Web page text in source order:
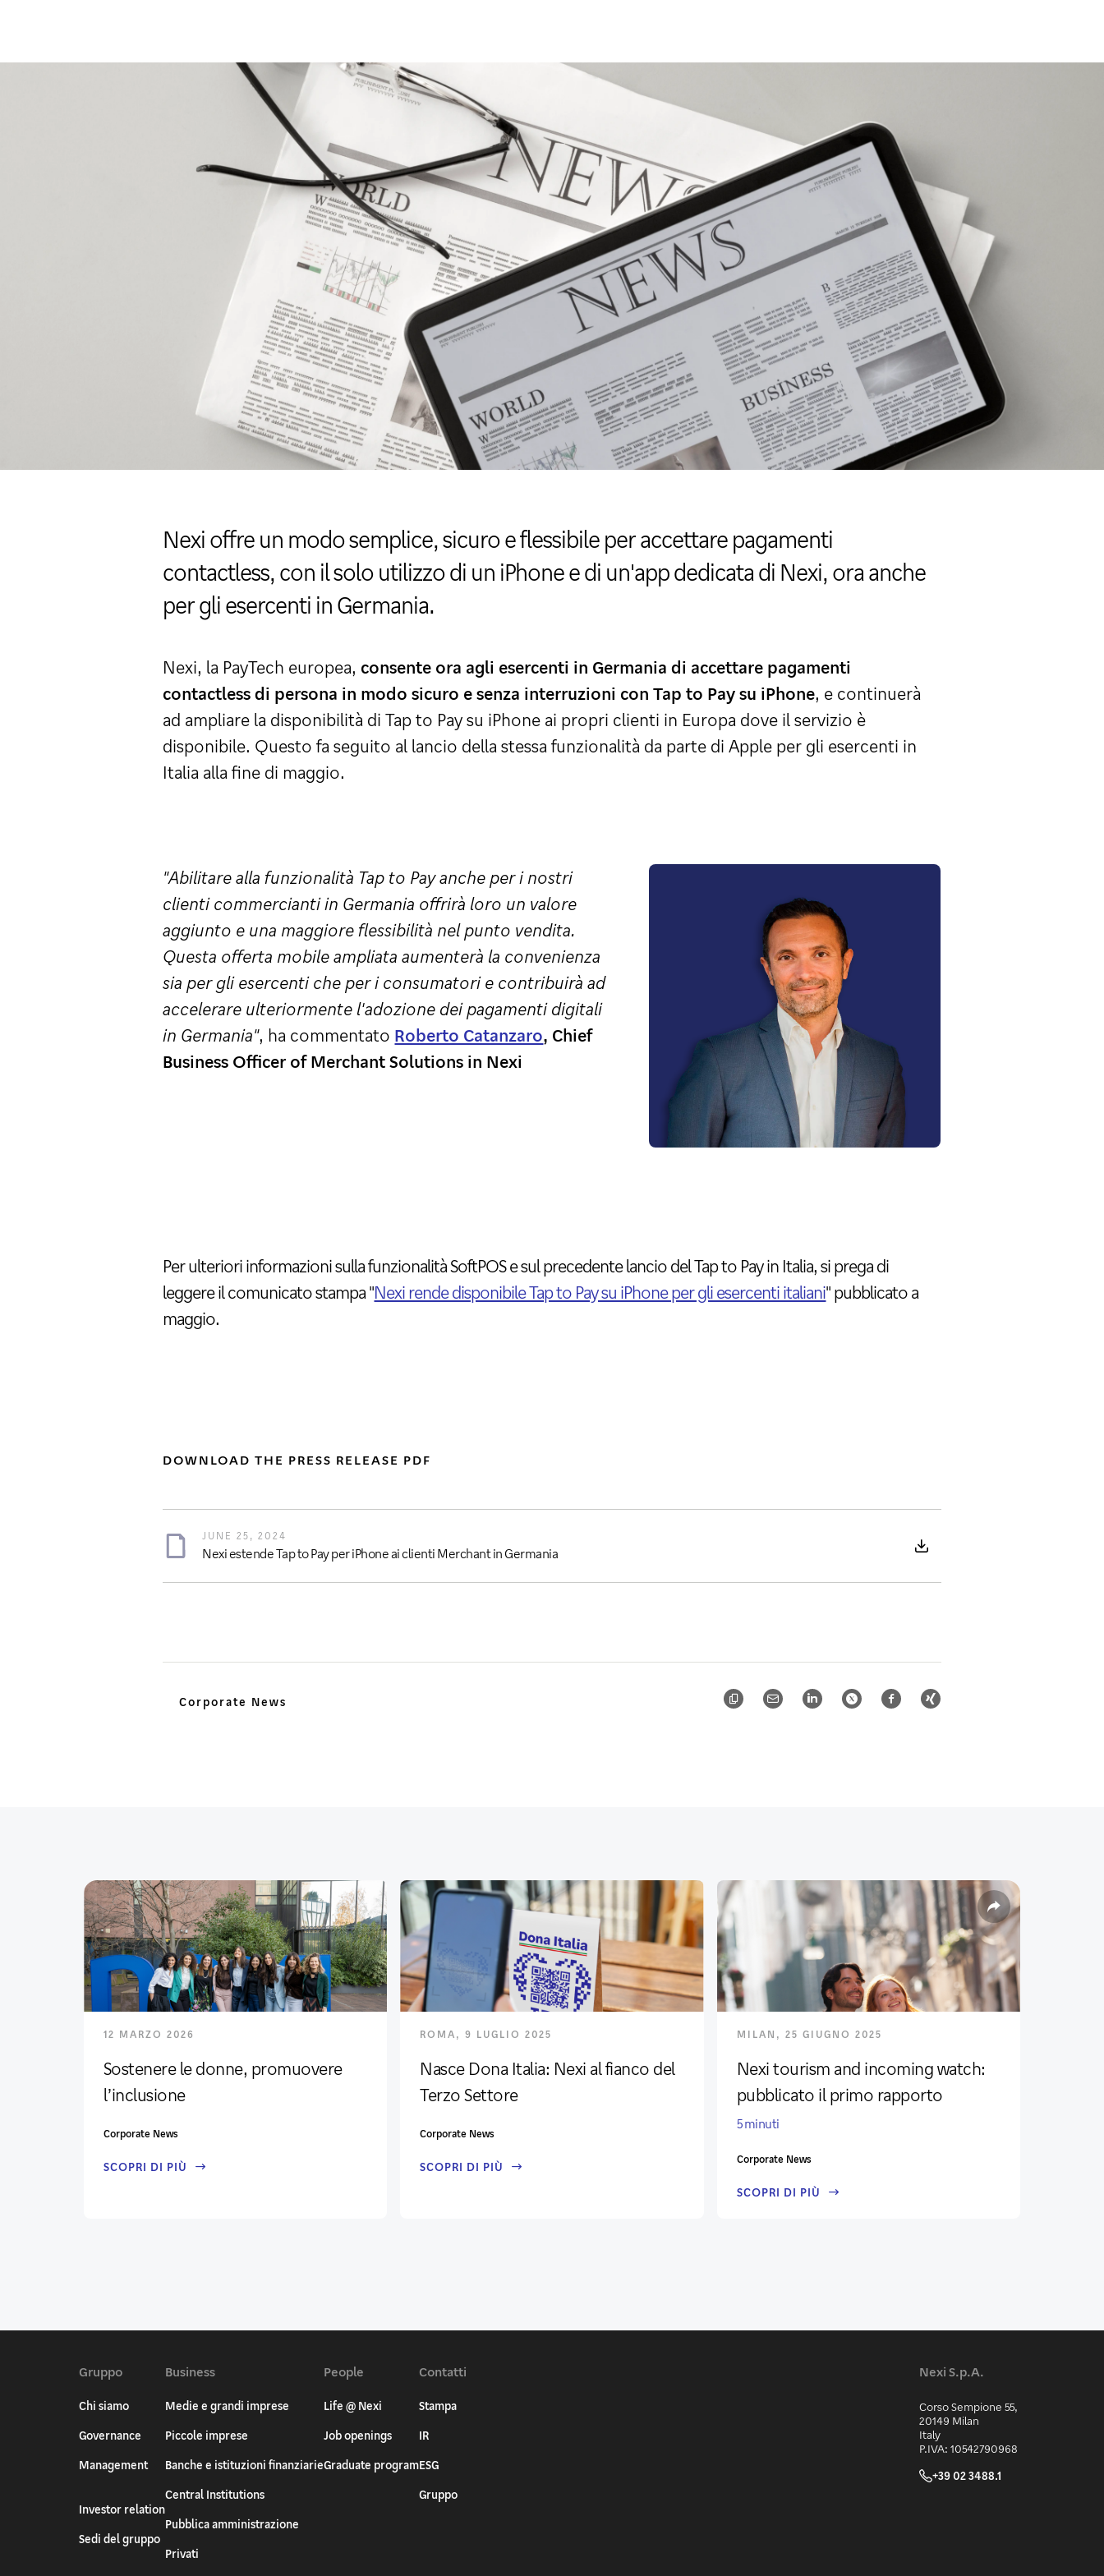
Pubblica Amministrazione
Nexi offre un modo semplice, sicuro e flessibile per accettare pagamenti
contactless, con il solo utilizzo di un iPhone e di un'app dedicata di Nexi, ora anche
per gli esercenti in Germania.
Nexi, la PayTech europea, consente ora agli esercenti in Germania di accettare pagamenti
contactless di persona in modo sicuro e senza interruzioni con Tap to Pay su iPhone, e continuerà
ad ampliare la disponibilità di Tap to Pay su iPhone ai propri clienti in Europa dove il servizio è
disponibile. Questo fa seguito al lancio della stessa funzionalità da parte di Apple per gli esercenti in
Italia alla fine di maggio.
"Abilitare alla funzionalità Tap to Pay anche per i nostri
clienti commercianti in Germania offrirà loro un valore
aggiunto e una maggiore flessibilità nel punto vendita.
Questa offerta mobile ampliata aumenterà la convenienza
sia per gli esercenti che per i consumatori e contribuirà ad
accelerare ulteriormente l'adozione dei pagamenti digitali
in Germania", ha commentato Roberto Catanzaro, Chief
Business Officer of Merchant Solutions in Nexi
Per ulteriori informazioni sulla funzionalità SoftPOS e sul precedente lancio del Tap to Pay in Italia, si prega di
leggere il comunicato stampa "Nexi rende disponibile Tap to Pay su iPhone per gli esercenti italiani" pubblicato a
maggio.
DOWNLOAD THE PRESS RELEASE PDF
JUNE 25, 2024
Nexi estende Tap to Pay per iPhone ai clienti Merchant in Germania
Corporate News
12 MARZO 2026
Sostenere le donne, promuovere
l’inclusione
Corporate News
SCOPRI DI PIÙ
ROMA, 9 LUGLIO 2025
Nasce Dona Italia: Nexi al fianco del
Terzo Settore
Corporate News
SCOPRI DI PIÙ
MILAN, 25 GIUGNO 2025
Nexi tourism and incoming watch:
pubblicato il primo rapporto
5 minuti
Corporate News
SCOPRI DI PIÙ
Gruppo
Chi siamo
Governance
Management
Investor relation
Sedi del gruppo
Business
Medie e grandi imprese
Piccole imprese
Banche e istituzioni finanziarie
Central Institutions
Pubblica amministrazione
Privati
People
Life @ Nexi
Job openings
Graduate program
Contatti
Stampa
IR
ESG
Gruppo
Nexi S.p.A.
Corso Sempione 55,
20149 Milan
Italy
P.IVA: 10542790968
+39 02 3488.1